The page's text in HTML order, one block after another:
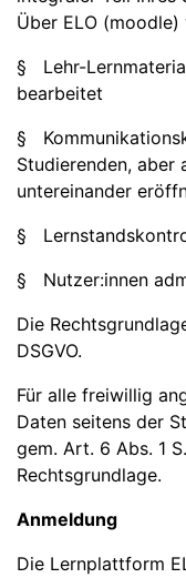
Über ELO (moodle)
§ Lehr-
bearbeitet
§
Studierenden, aber
untereinander
§
§ Nutzer:innen
Die
DSGVO.
Für alle freiwillig
Daten seitens der
gem. Art. 6 Abs. 1
Rechtsgrundlage.
Anmeldung
Die Lernplattform